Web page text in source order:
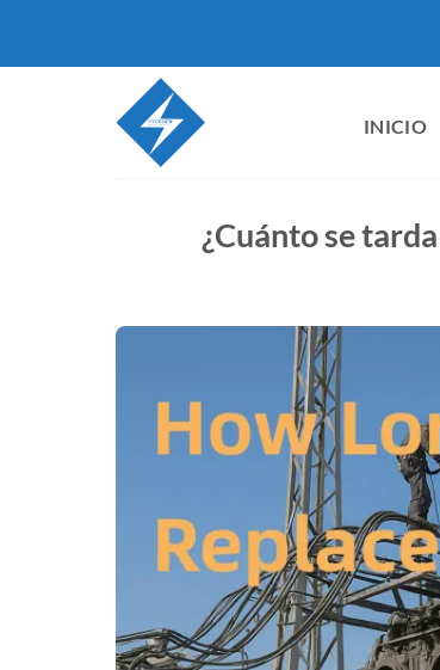
contenido
INICIO
¿Cuánto se